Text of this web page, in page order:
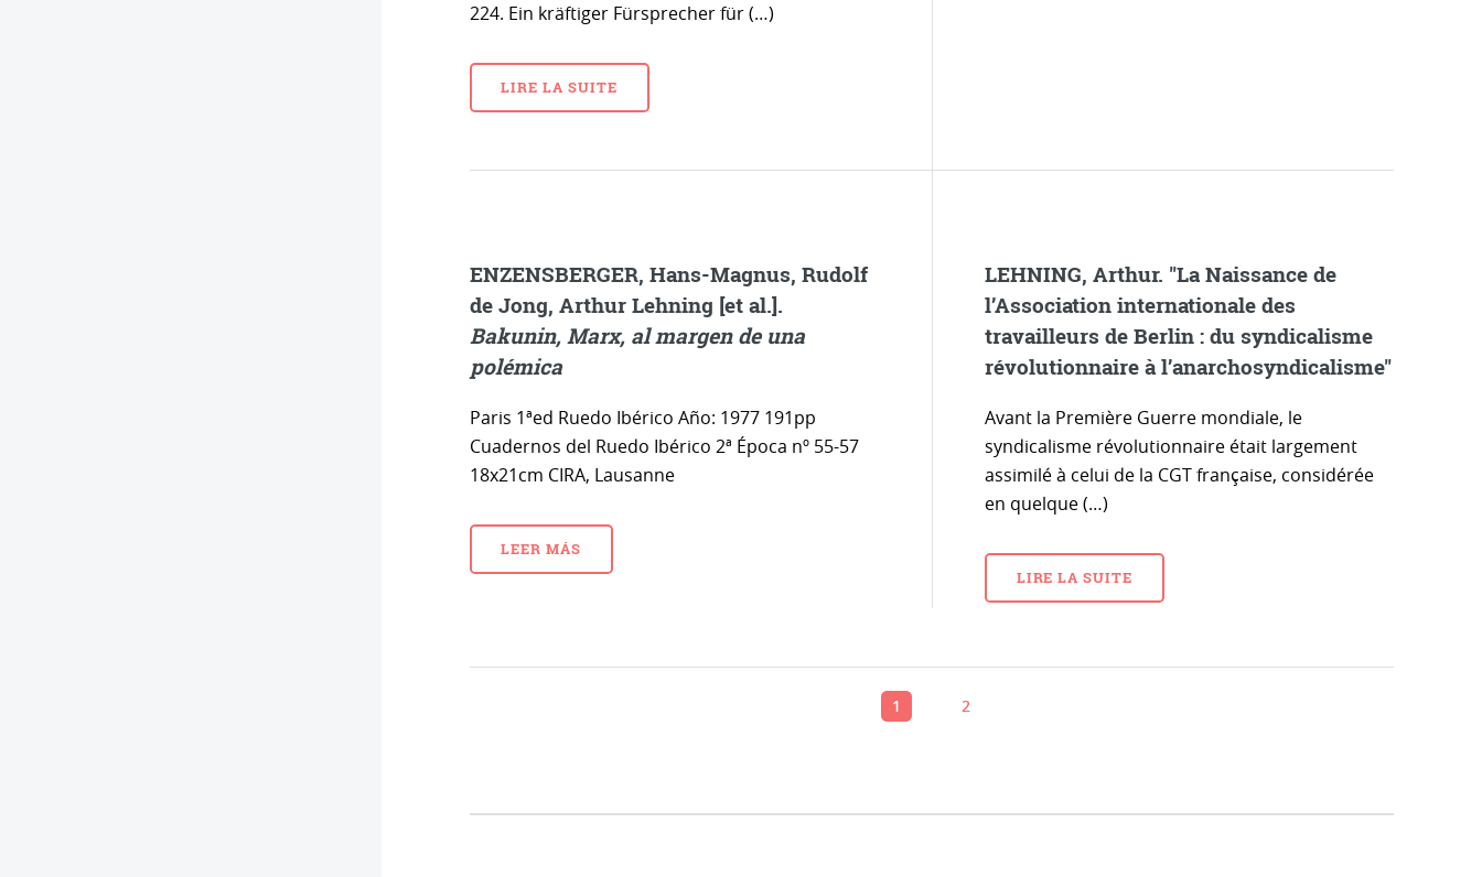
224. Ein kräftiger Fürsprecher für (…)
LIRE LA SUITE
ENZENSBERGER, Hans-Magnus, Rudolf
de Jong, Arthur Lehning [et al.].
Bakunin, Marx, al margen de una
polémica
Paris 1ªed Ruedo Ibérico Año: 1977 191pp
Cuadernos del Ruedo Ibérico 2ª Época nº 55-57
18x21cm CIRA, Lausanne
LEER MÁS
LEHNING, Arthur. "La Naissance de
l’Association internationale des
travailleurs de Berlin : du syndicalisme
révolutionnaire à l’anarchosyndicalisme"
Avant la Première Guerre mondiale, le
syndicalisme révolutionnaire était largement
assimilé à celui de la CGT française, considérée
en quelque (…)
LIRE LA SUITE
1 2